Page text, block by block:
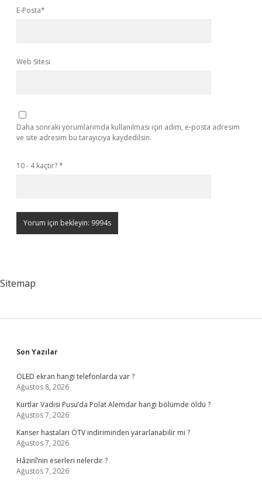
E-Posta*
Web Sitesi
Daha sonraki yorumlarımda kullanılması için adım, e-posta adresim
ve site adresim bu tarayıcıya kaydedilsin.
10 - 4 kaçtır?*
Sitemap
Sidebar
Son Yazılar
OLED ekran hangi telefonlarda var ?
Ağustos 8, 2026
Kurtlar Vadisi Pusu’da Polat Alemdar hangi bölümde öldü ?
Ağustos 7, 2026
Kanser hastaları ÖTV indiriminden yararlanabilir mi ?
Ağustos 7, 2026
Hâzinî’nin eserleri nelerdir ?
Ağustos 7, 2026